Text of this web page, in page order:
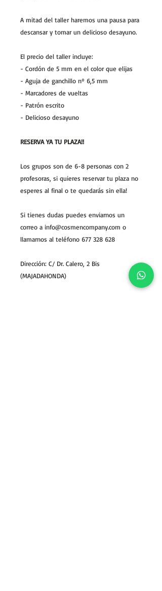
A mitad del taller haremos una pausa para
descansar y tomar un delicioso desayuno.
El precio del taller incluye:
- Cordón de 5 mm en el color que elijas
- Aguja de ganchillo nº 6,5 mm
- Marcadores de vueltas
- Patrón escrito
- Delicioso desayuno
RESERVA YA TU PLAZA!!
Los grupos son de 6-8 personas con 2
profesoras, si quieres reservar tu plaza no
esperes al final o te quedarás sin ella!
Si tienes dudas puedes enviarnos un
correo a info@cosmencompany.com o
llamarnos al teléfono 677 328 628
Dirección: C/ Dr. Calero, 2 Bis
(MAJADAHONDA)